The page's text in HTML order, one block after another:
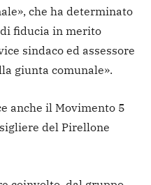
che ha determinato
fiducia in merito
sindaco ed assessore
giunta comunale».
anche il Movimento 5
del Pirellone